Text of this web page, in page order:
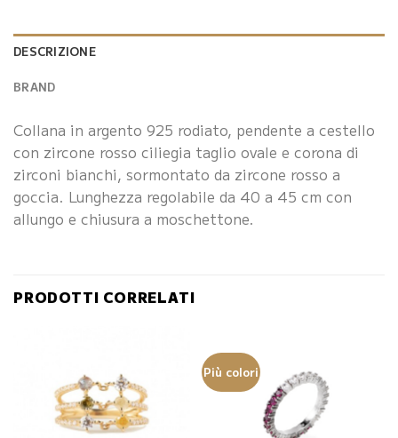
DESCRIZIONE
BRAND
Collana in argento 925 rodiato, pendente a cestello
con zircone rosso ciliegia taglio ovale e corona di
zirconi bianchi, sormontato da zircone rosso a
goccia. Lunghezza regolabile da 40 a 45 cm con
allungo e chiusura a moschettone.
PRODOTTI CORRELATI
Più colori